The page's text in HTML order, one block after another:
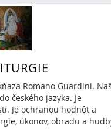
Romano Guardini.
českého jazyka. Je
Je ochranou hodnôt a
úkonov, obradu a